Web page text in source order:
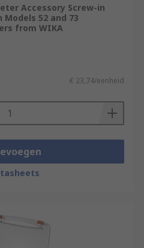
Accessory Screw-in
52 and 73
from WIKA
€ 23,74/eenheid